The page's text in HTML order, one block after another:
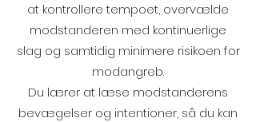
at kontrollere tempoet, overvælde
modstanderen med kontinuerlige
slag og samtidig minimere risikoen for
modangreb.
Du lærer at læse modstanderens
bevægelser og intentioner, så du kan